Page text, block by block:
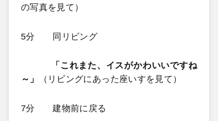
の写真を見て）
5分 同リビング
「これまた、イスがかわいいですね
～」
（リビングにあった座いすを見て）
7分 建物前に戻る